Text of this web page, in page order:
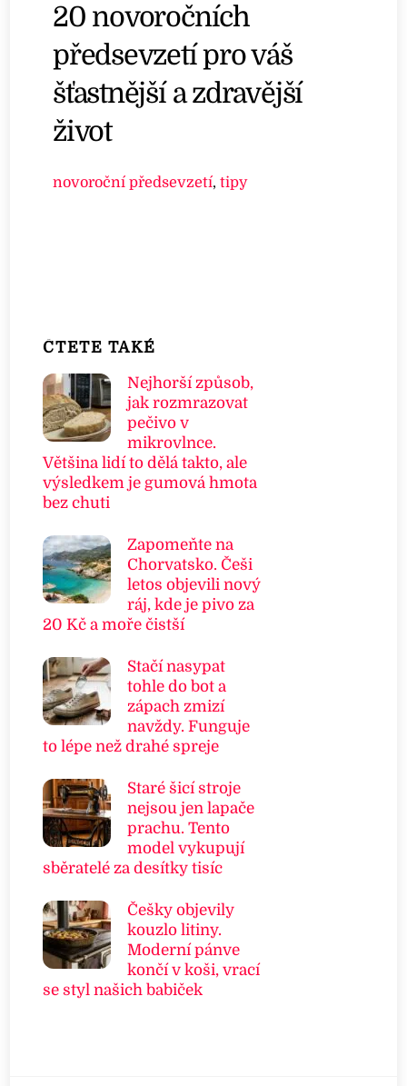
20 novoročních
předsevzetí pro váš
šťastnější a zdravější
život
novoroční předsevzetí,tipy
ČTETE TAKÉ
Nejhorší způsob,
jak rozmrazovat
pečivo v
mikrovlnce.
Většina lidí to dělá takto, ale
výsledkem je gumová hmota
bez chuti
Zapomeňte na
Chorvatsko. Češi
letos objevili nový
ráj, kde je pivo za
20 Kč a moře čistší
Stačí nasypat
tohle do bot a
zápach zmizí
navždy. Funguje
to lépe než drahé spreje
Staré šicí stroje
nejsou jen lapače
prachu. Tento
model vykupují
sběratelé za desítky tisíc
Češky objevily
kouzlo litiny.
Moderní pánve
končí v koši, vrací
se styl našich babiček